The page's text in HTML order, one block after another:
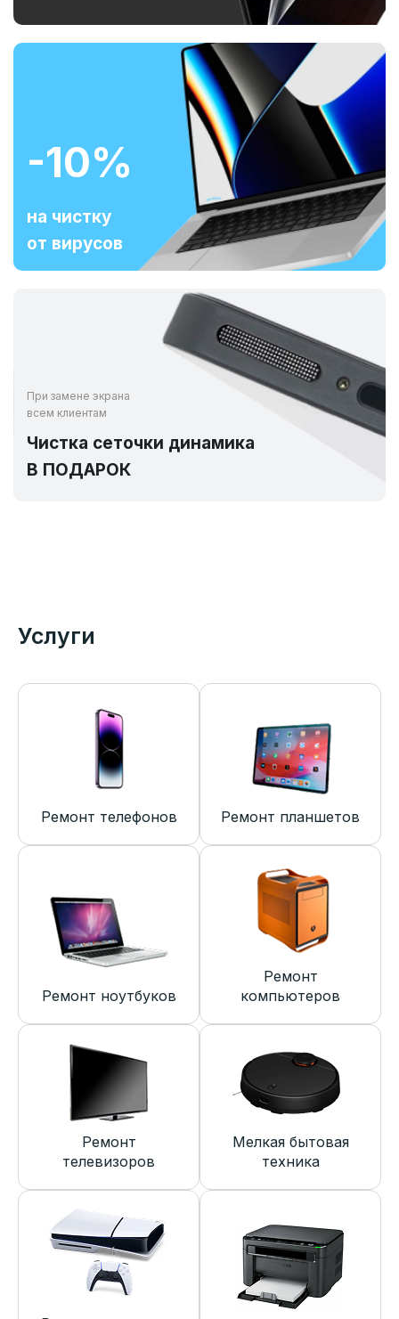
-10%
на чистку
от вирусов
При замене экрана
всем клиентам
Чистка сеточки динамика
В ПОДАРОК
Услуги
Ремонт телефонов Ремонт планшетов
Ремонт ноутбуков
Ремонт
компьютеров
Ремонт
телевизоров
Мелкая бытовая
техника